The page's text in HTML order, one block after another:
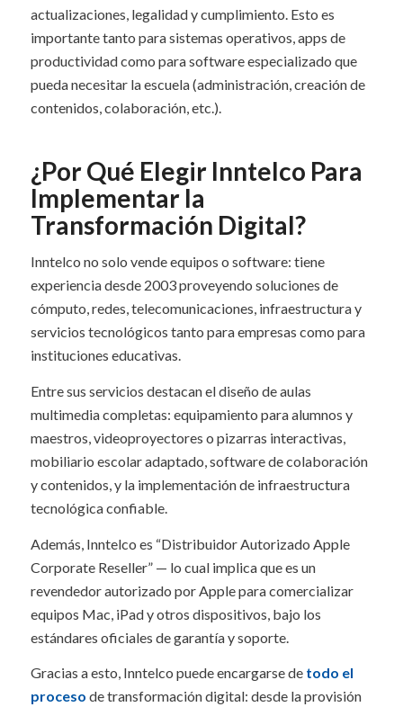
actualizaciones, legalidad y cumplimiento. Esto es
importante tanto para sistemas operativos, apps de
productividad como para software especializado que
pueda necesitar la escuela (administración, creación de
contenidos, colaboración, etc.).
¿Por Qué Elegir Inntelco Para
Implementar la
Transformación Digital?
Inntelco no solo vende equipos o software: tiene
experiencia desde 2003 proveyendo soluciones de
cómputo, redes, telecomunicaciones, infraestructura y
servicios tecnológicos tanto para empresas como para
instituciones educativas.
Entre sus servicios destacan el diseño de aulas
multimedia completas: equipamiento para alumnos y
maestros, videoproyectores o pizarras interactivas,
mobiliario escolar adaptado, software de colaboración
y contenidos, y la implementación de infraestructura
tecnológica confiable.
Además, Inntelco es “Distribuidor Autorizado Apple
Corporate Reseller” — lo cual implica que es un
revendedor autorizado por Apple para comercializar
equipos Mac, iPad y otros dispositivos, bajo los
estándares oficiales de garantía y soporte.
Gracias a esto, Inntelco puede encargarse de todo el
proceso de transformación digital: desde la provisión